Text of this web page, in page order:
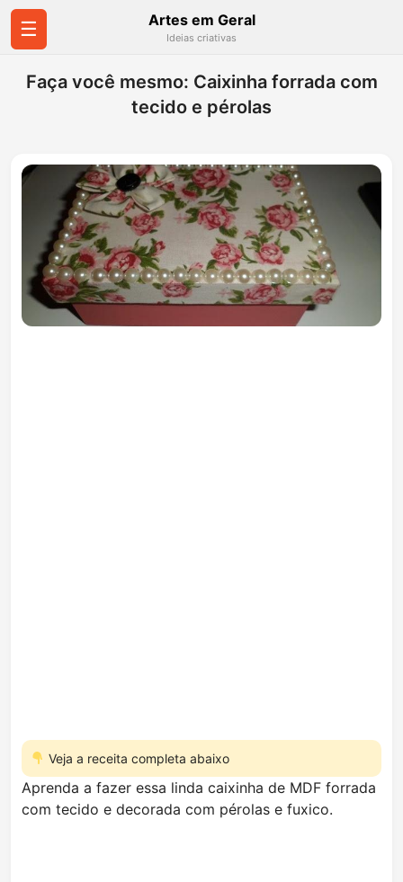
☰ Artes em Geral
Ideias criativas
Faça você mesmo: Caixinha forrada com
tecido e pérolas
Veja a receita completa abaixo
Aprenda a fazer essa linda caixinha de MDF forrada
com tecido e decorada com pérolas e fuxico.